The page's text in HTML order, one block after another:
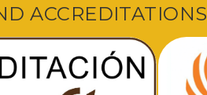
ACCREDITATIONS